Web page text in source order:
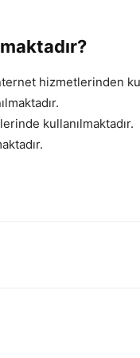
hizmetlerinden
kullanılmaktadır.